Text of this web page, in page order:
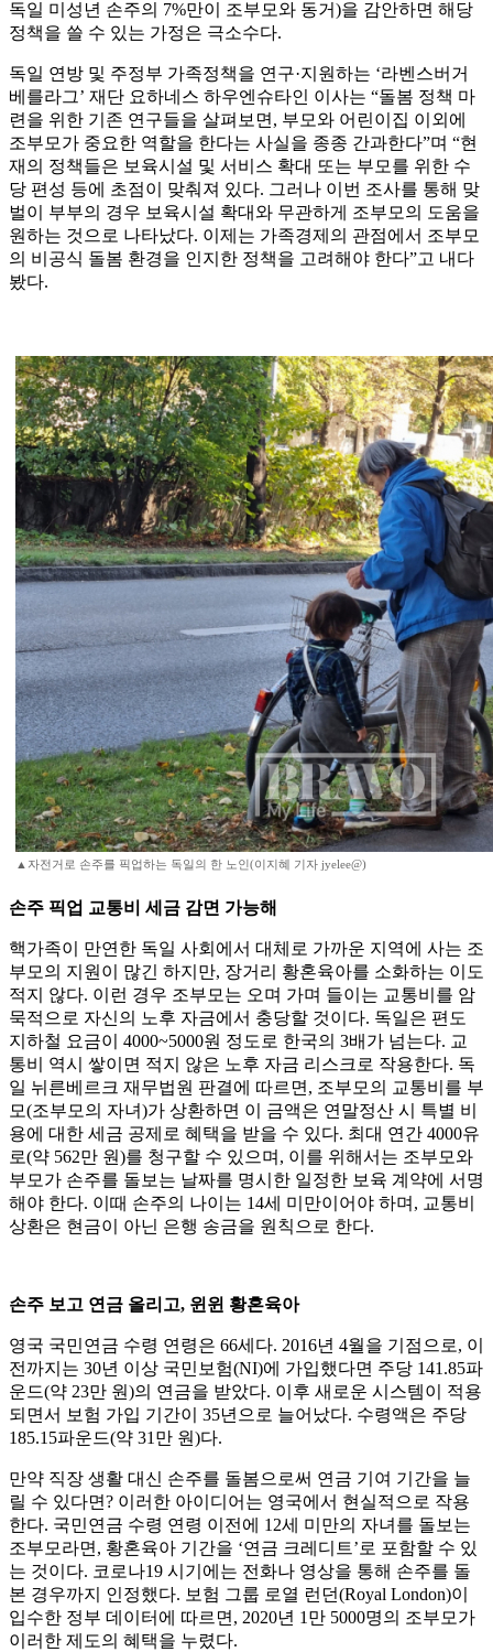
독일 미성년 손주의 7%만이 조부모와 동거)을 감안하면 해당
정책을 쓸 수 있는 가정은 극소수다.
독일 연방 및 주정부 가족정책을 연구·지원하는 ‘라벤스버거
베를라그’ 재단 요하네스 하우엔슈타인 이사는 “돌봄 정책 마
련을 위한 기존 연구들을 살펴보면, 부모와 어린이집 이외에
조부모가 중요한 역할을 한다는 사실을 종종 간과한다”며 “현
재의 정책들은 보육시설 및 서비스 확대 또는 부모를 위한 수
당 편성 등에 초점이 맞춰져 있다. 그러나 이번 조사를 통해 맞
벌이 부부의 경우 보육시설 확대와 무관하게 조부모의 도움을
원하는 것으로 나타났다. 이제는 가족경제의 관점에서 조부모
의 비공식 돌봄 환경을 인지한 정책을 고려해야 한다”고 내다
봤다.
▲자전거로 손주를 픽업하는 독일의 한 노인(이지혜 기자 jyelee@)
손주 픽업 교통비 세금 감면 가능해
핵가족이 만연한 독일 사회에서 대체로 가까운 지역에 사는 조
부모의 지원이 많긴 하지만, 장거리 황혼육아를 소화하는 이도
적지 않다. 이런 경우 조부모는 오며 가며 들이는 교통비를 암
묵적으로 자신의 노후 자금에서 충당할 것이다. 독일은 편도
지하철 요금이 4000~5000원 정도로 한국의 3배가 넘는다. 교
통비 역시 쌓이면 적지 않은 노후 자금 리스크로 작용한다. 독
일 뉘른베르크 재무법원 판결에 따르면, 조부모의 교통비를 부
모(조부모의 자녀)가 상환하면 이 금액은 연말정산 시 특별 비
용에 대한 세금 공제로 혜택을 받을 수 있다. 최대 연간 4000유
로(약 562만 원)를 청구할 수 있으며, 이를 위해서는 조부모와
부모가 손주를 돌보는 날짜를 명시한 일정한 보육 계약에 서명
해야 한다. 이때 손주의 나이는 14세 미만이어야 하며, 교통비
상환은 현금이 아닌 은행 송금을 원칙으로 한다.
손주 보고 연금 올리고, 윈윈 황혼육아
영국 국민연금 수령 연령은 66세다. 2016년 4월을 기점으로, 이
전까지는 30년 이상 국민보험(NI)에 가입했다면 주당 141.85파
운드(약 23만 원)의 연금을 받았다. 이후 새로운 시스템이 적용
되면서 보험 가입 기간이 35년으로 늘어났다. 수령액은 주당
185.15파운드(약 31만 원)다.
만약 직장 생활 대신 손주를 돌봄으로써 연금 기여 기간을 늘
릴 수 있다면? 이러한 아이디어는 영국에서 현실적으로 작용
한다. 국민연금 수령 연령 이전에 12세 미만의 자녀를 돌보는
조부모라면, 황혼육아 기간을 ‘연금 크레디트’로 포함할 수 있
는 것이다. 코로나19 시기에는 전화나 영상을 통해 손주를 돌
본 경우까지 인정했다. 보험 그룹 로열 런던(Royal London)이
입수한 정부 데이터에 따르면, 2020년 1만 5000명의 조부모가
이러한 제도의 혜택을 누렸다.